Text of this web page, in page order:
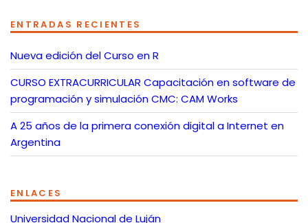
ENTRADAS RECIENTES
Nueva edición del Curso en R
CURSO EXTRACURRICULAR Capacitación en software de
programación y simulación CMC: CAM Works
A 25 años de la primera conexión digital a Internet en
Argentina
ENLACES
Universidad Nacional de Luján